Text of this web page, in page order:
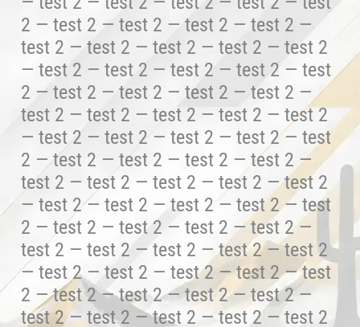
2 — test 2 — test 2 — test 2 — test 2 —
test 2 — test 2 — test 2 — test 2 — test 2
— test 2 — test 2 — test 2 — test 2 — test
2 — test 2 — test 2 — test 2 — test 2 —
test 2 — test 2 — test 2 — test 2 — test 2
— test 2 — test 2 — test 2 — test 2 — test
2 — test 2 — test 2 — test 2 — test 2 —
test 2 — test 2 — test 2 — test 2 — test 2
— test 2 — test 2 — test 2 — test 2 — test
2 — test 2 — test 2 — test 2 — test 2 —
test 2 — test 2 — test 2 — test 2 — test 2
— test 2 — test 2 — test 2 — test 2 — test
2 — test 2 — test 2 — test 2 — test 2 —
test 2 — test 2 — test 2 — test 2 — test 2